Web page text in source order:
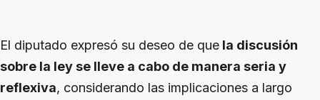
El diputado expresó su deseo de que la discusión
sobre la ley se lleve a cabo de manera seria y
reflexiva, considerando las implicaciones a largo